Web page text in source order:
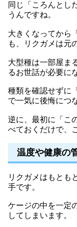
同じ「ころんとし
うんですね。
大きくなってから
も、リクガメは元
大型種は一部屋ま
るお世話が必要に
種類を確認せずに
で一気に後悔につ
逆に、最初に「こ
べておくだけで、
温度や健康の
リクガメはもとも
手です。
ケージの中を一定
してしまいます。